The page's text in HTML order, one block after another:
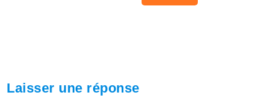
Laisser une réponse